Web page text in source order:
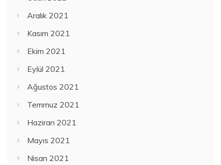
Aralık 2021
Kasım 2021
Ekim 2021
Eylül 2021
Ağustos 2021
Temmuz 2021
Haziran 2021
Mayıs 2021
Nisan 2021